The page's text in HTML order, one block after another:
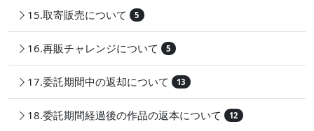
15.取寄販売について 5
16.再販チャレンジについて 5
17.委託期間中の返却について 13
18.委託期間経過後の作品の返本について 12